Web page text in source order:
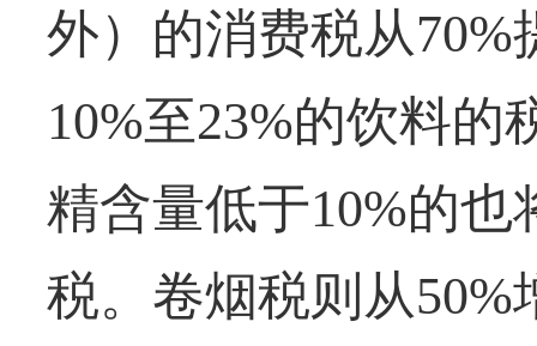
外）的消费税从70%
10%至23%的饮料的
精含量低于10%的也
税。卷烟税则从50%